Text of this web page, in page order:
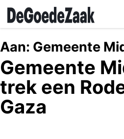
Skip
main
content
Aan: Gemeente
Gemeente
trek een
Gaza